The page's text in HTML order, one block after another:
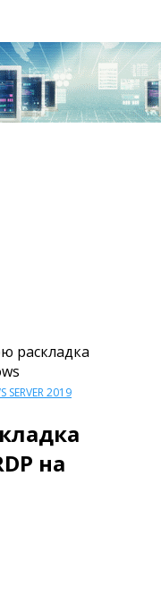
раскладка
SERVER 2019
на